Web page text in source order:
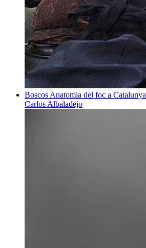
Boscos Anatomia del foc a Catalunya
Carlos Albaladejo